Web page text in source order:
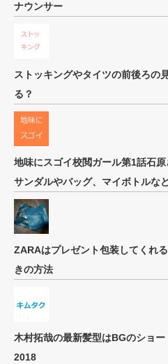
ナウンサー
ストッキングやタイツの前後ろの
る？
地味にスゴイ校閲ガール第1話石
サンダルやバッグ、マイボトルな
ZARAはプレゼント包装してくれ
きの方法
木村拓哉の最新髪型はBGのショ
2018